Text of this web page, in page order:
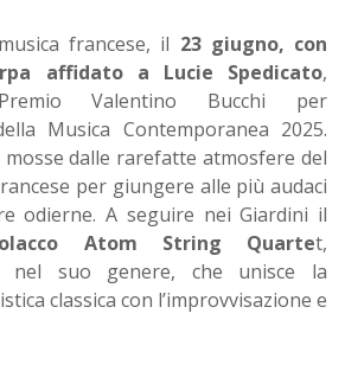
francese, il 23 giugno, con
affidato a Lucie Spedicato,
Valentino Bucchi per
Musica Contemporanea 2025.
mosse dalle rarefatte atmosfere del
per giungere alle più audaci
odierne. A seguire nei Giardini il
Atom String Quartet,
nel suo genere, che unisce la
classica con l’improvvisazione e